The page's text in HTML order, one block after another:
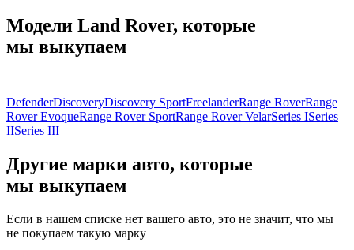
Модели Land Rover, которые
мы выкупаем
DefenderDiscoveryDiscovery SportFreelanderRange RoverRange
Rover EvoqueRange Rover SportRange Rover VelarSeries ISeries
IISeries III
Другие марки авто, которые
мы выкупаем
Если в нашем списке нет вашего авто, это не значит, что мы
не покупаем такую марку